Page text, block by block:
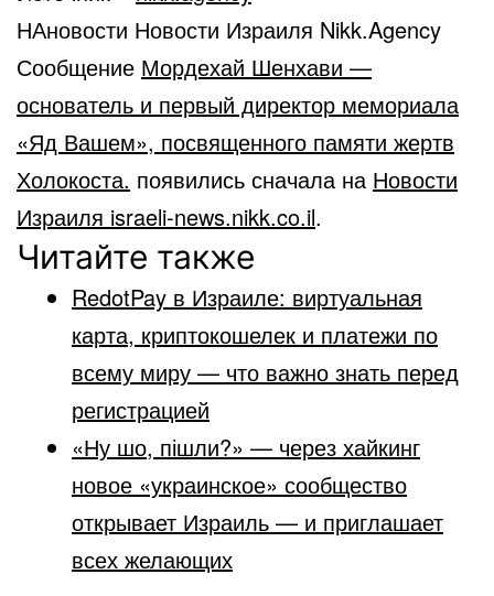
НАновости Новости Израиля Nikk.Agency
Сообщение Мордехай Шенхави —
основатель и первый директор мемориала
«Яд Вашем», посвященного памяти жертв
Холокоста. появились сначала на Новости
Израиля israeli-news.nikk.co.il.
Читайте также
RedotPay в Израиле: виртуальная
карта, криптокошелек и платежи по
всему миру — что важно знать перед
регистрацией
«Ну шо, пішли?» — через хайкинг
новое «украинское» сообщество
открывает Израиль — и приглашает
всех желающих